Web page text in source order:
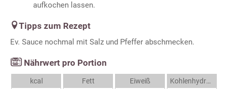
aufkochen lassen.
Tipps zum Rezept
Ev. Sauce nochmal mit Salz und Pfeffer abschmecken.
Nährwert pro Portion
kcal
Fett
Eiweiß
Kohlenhydrate